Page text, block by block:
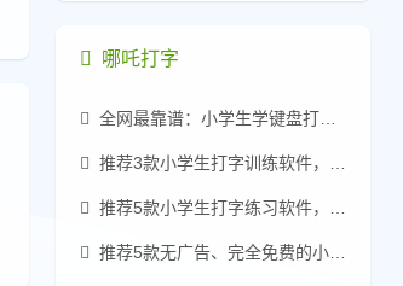
哪吒打字
全网最靠谱：小学生学键盘打字零基础速成指南
推荐3款小学生打字训练软件，收费的靠边站
推荐5款小学生打字练习软件，真免费无广告
推荐5款无广告、完全免费的小学生练习打字软件